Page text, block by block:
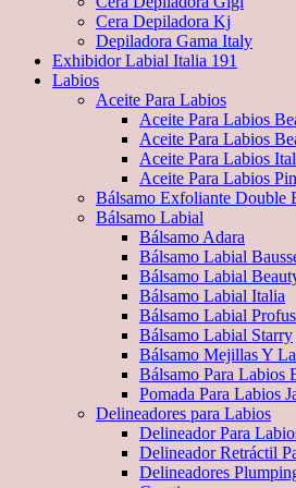
Cera Depiladora Kj
Depiladora Gama Italy
Exhibidor Labial Italia 191
Labios
Aceite Para Labios
Aceite Para Labios
Aceite Para Labios
Aceite Para Labios
Aceite Para Labios
Bálsamo Exfoliante Double
Bálsamo Labial
Bálsamo Adara
Bálsamo Labial
Bálsamo Labial
Bálsamo Labial Italia
Bálsamo Labial
Bálsamo Labial Starry
Bálsamo Mejillas Y
Bálsamo Para Labios
Pomada Para Labios
Delineadores para Labios
Delineador Para
Delineador Retráctil
Delineadores